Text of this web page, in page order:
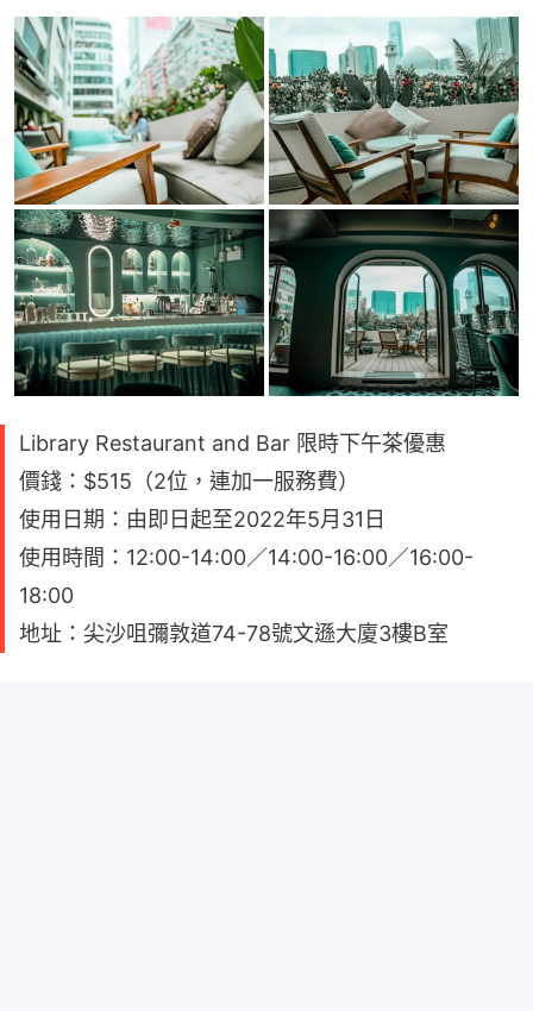
Library Restaurant and Bar 限時下午茶優惠
價錢：$515（2位，連加一服務費）
使用日期：由即日起至2022年5月31日
使用時間：12:00-14:00／14:00-16:00／16:00-
18:00
地址：尖沙咀彌敦道74-78號文遜大廈3樓B室